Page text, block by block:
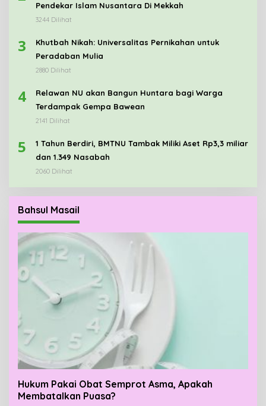
Pendekar Islam Nusantara Di Mekkah
3244 Dilihat
3
Khutbah Nikah: Universalitas Pernikahan untuk
Peradaban Mulia
2880 Dilihat
4
Relawan NU akan Bangun Huntara bagi Warga
Terdampak Gempa Bawean
2141 Dilihat
5
1 Tahun Berdiri, BMTNU Tambak Miliki Aset Rp3,3 miliar
dan 1.349 Nasabah
2060 Dilihat
Bahsul Masail
Hukum Pakai Obat Semprot Asma, Apakah
Membatalkan Puasa?